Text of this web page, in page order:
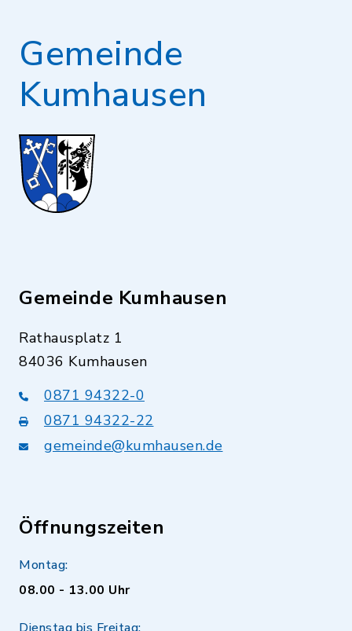
Gemeinde
Kumhausen
Gemeinde Kumhausen
Rathausplatz 1
84036 Kumhausen
0871 94322-0
0871 94322-22
gemeinde@kumhausen.de
Öffnungszeiten
Montag:
08.00 - 13.00 Uhr